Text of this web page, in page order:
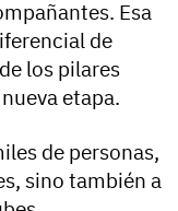
Esa
de
los pilares
etapa.
de personas,
sino también a